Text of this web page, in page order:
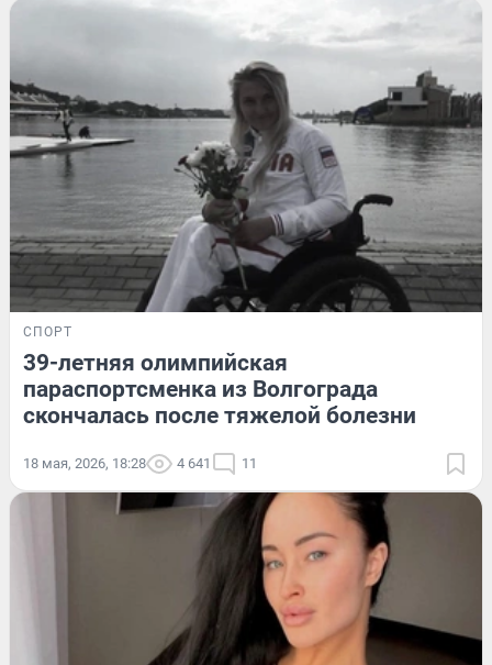
СПОРТ
39-летняя олимпийская
параспортсменка из Волгограда
скончалась после тяжелой болезни
18 мая, 2026, 18:28 4 641 11